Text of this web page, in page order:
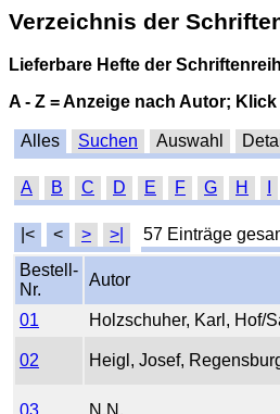
Verzeichnis der
Lieferbare Hefte der
A - Z = Anzeige nach Autor;
Alles Suchen Auswahl
A B C D E F G H
|< < > >| 57 Einträge
Bestell-
Nr.
Autor
01
Holzschuher, Karl, Hof/
02 Heigl, Josef,
03 N.N.